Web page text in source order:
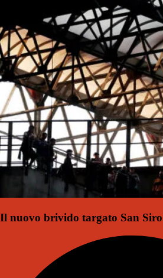
Il nuovo brivido targato San